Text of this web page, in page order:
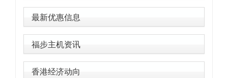
最新优惠信息
福步主机资讯
香港经济动向